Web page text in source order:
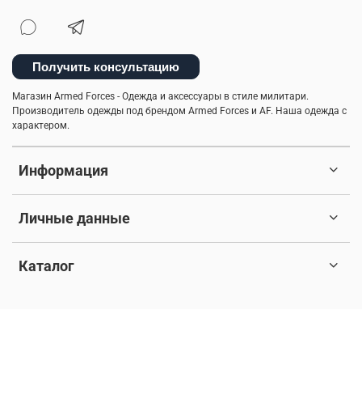
Информация
Личные данные
Каталог
Получить консультацию
Магазин Armed Forces - Одежда и аксессуары в стиле милитари.
Производитель одежды под брендом Armed Forces и AF. Наша одежда с
характером.